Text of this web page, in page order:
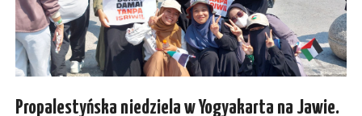
Propalestyńska niedziela w Yogyakarta na Jawie.